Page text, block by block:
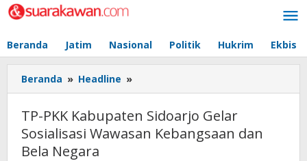
Lewati
ke
Beranda Jatim Nasional Politik Hukrim Ekbis
Beranda » Headline »
PKK
Kabupaten
Sidoarjo
Gelar
TP-PKK Kabupaten Sidoarjo Gelar
Sosialisasi Wawasan Kebangsaan dan
Bela Negara